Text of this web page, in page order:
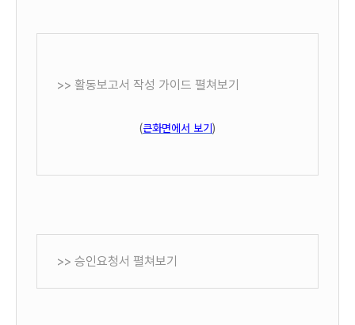
>> 활동보고서 작성 가이드 펼쳐보기
(큰화면에서 보기)
>> 승인요청서 펼쳐보기